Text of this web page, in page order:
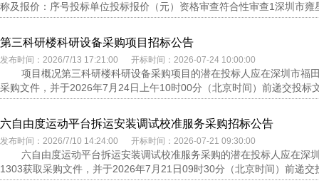
称及报价：序号投标单位投标报价（元）资格审查符合性审查1深圳市
第三科研楼科研设备采购项目招标公告
发布时间：2026/7/13 17:21:00 开标时间：2026-07-24 10:00:00
项目概况第三科研楼科研设备采购项目的潜在投标人应在深圳市
采购文件，并于2026年7月24日上午10时00分（北京时间）前递交投标
六自由度运动平台拆运安装调试校准服务采购招标公告
发布时间：2026/7/10 14:24:00 开标时间：2026-07-21 09:30:00
六自由度运动平台拆运安装调试校准服务采购的潜在投标人应在
1303获取采购文件，并于2026年7月21日09时30分（北京时间）前递